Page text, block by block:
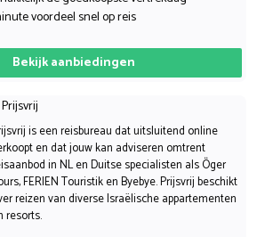
voordeel snel op reis
Bekijk aanbiedingen
is een reisbureau dat uitsluitend online
en dat jouw kan adviseren omtrent
in NL en Duitse specialisten als Öger
FERIEN Touristik en Byebye. Prijsvrij beschikt
reizen van diverse Israëlische appartementen
resorts.